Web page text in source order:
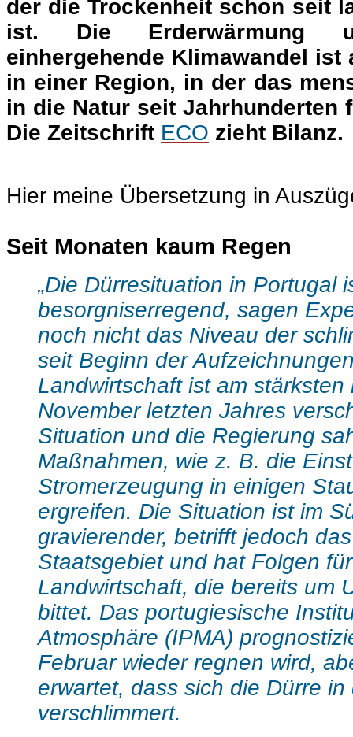
der die Trockenheit schon seit
ist. Die Erderwärmung
einhergehende Klimawandel ist
in einer Region, in der das
in die Natur seit Jahrhunderten
Die Zeitschrift ECO zieht Bilanz.
Hier meine Übersetzung in
Seit Monaten kaum Regen
„Die Dürresituation in Portugal
besorgniserregend, sagen
noch nicht das Niveau der
seit Beginn der
Landwirtschaft ist am
November letzten Jahres
Situation und die Regierung
Maßnahmen, wie z. B. die
Stromerzeugung in einigen
ergreifen. Die Situation ist im
gravierender, betrifft jedoch
Staatsgebiet und hat Folgen
Landwirtschaft, die bereits um
bittet. Das portugiesische
Atmosphäre (IPMA)
Februar wieder regnen wird,
erwartet, dass sich die Dürre
verschlimmert.